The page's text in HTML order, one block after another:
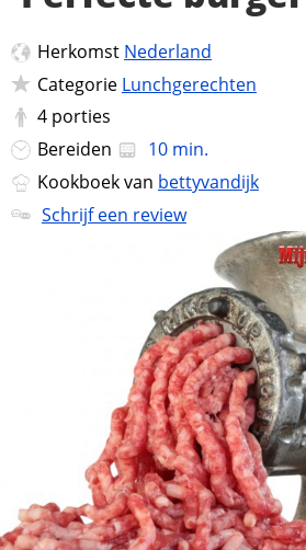
Herkomst Nederland
Categorie Lunchgerechten
4 porties
Bereiden
10 min.
Kookboek van bettyvandijk
Schrijf een review